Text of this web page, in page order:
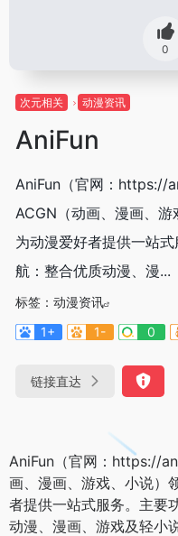
0
次元相关 动漫资讯
AniFun
AniFun（官网：https://
ACGN（动画、漫画、游
为动漫爱好者提供一站
航：整合优质动漫、漫...
标签： 动漫资讯
1+
1- 0
链接直达
AniFun（官网：https://
画、漫画、游戏、小说）
者提供一站式服务。主要
动漫、漫画、游戏及轻小